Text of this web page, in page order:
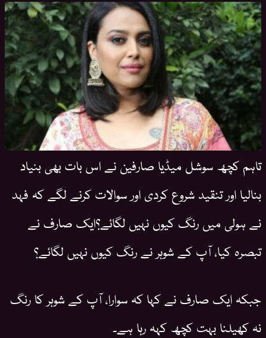
تاہم کچھ سوشل میڈیا صارفین نے اس بات بھی بنیاد
بنالیا اور تنقید شروع کردی اور سوالات کرنے لگے کہ فہد
نے ہولی میں رنگ کیوں نہیں لگائے؟ایک صارف نے
تبصرہ کیا، آپ کے شوہر نے رنگ کیوں نہیں لگائے؟
جبکہ ایک صارف نے کہا کہ سوارا، آپ کے شوہر کا رنگ
نہ کھیلنا بہت کچھ کہہ رہا ہے۔